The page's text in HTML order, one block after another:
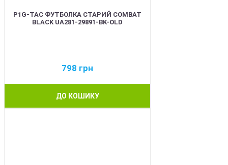
P1G-TAC ФУТБОЛКА СТАРИЙ COMBAT
BLACK UA281-29891-BK-OLD
798 грн
ДО КОШИКУ